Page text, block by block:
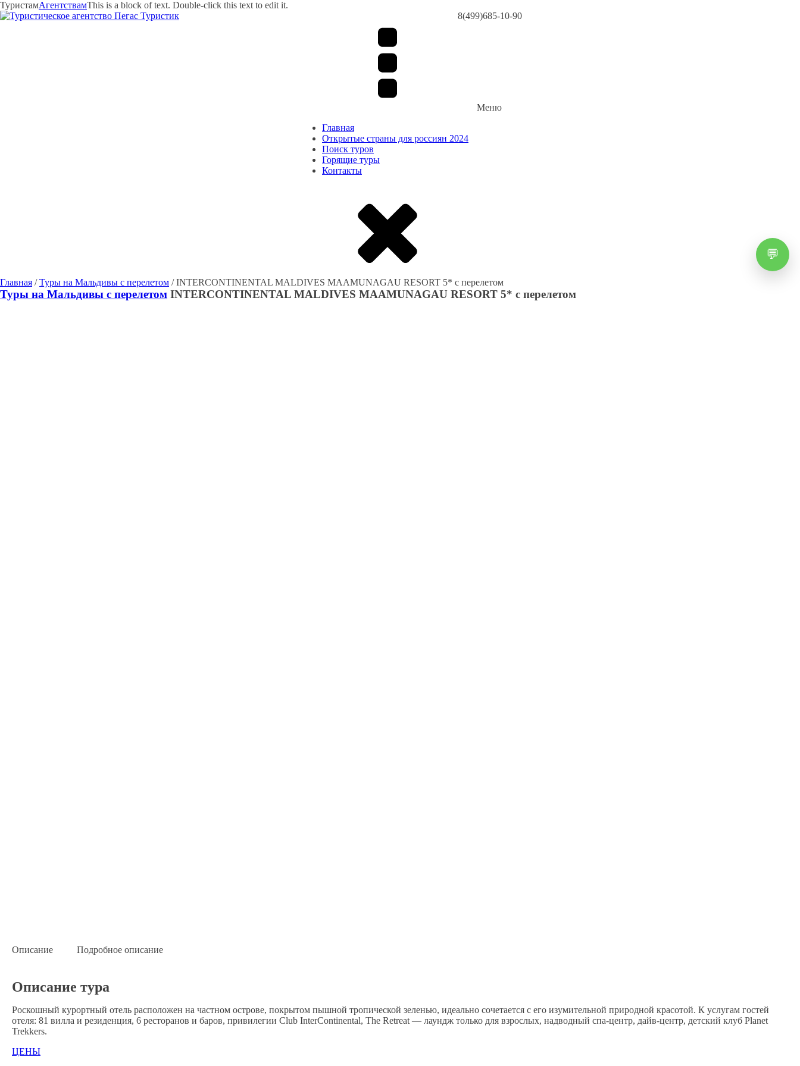
ТуристамАгентствамThis is a block of text. Double-click this text to edit it.
8(499)685-10-90
Меню
Главная
Открытые страны для россиян 2024
Поиск туров
Горящие туры
Контакты
Главная /Туры на Мальдивы с перелетом / INTERCONTINENTAL MALDIVES MAAMUNAGAU RESORT 5* с перелетом
Туры на Мальдивы с перелетом INTERCONTINENTAL MALDIVES MAAMUNAGAU RESORT 5* с перелетом
Описание Подробное описание
Описание тура
Роскошный курортный отель расположен на частном острове, покрытом пышной тропической зеленью, идеально сочетается с его изумительной природной красотой. К услугам гостей
отеля: 81 вилла и резиденция, 6 ресторанов и баров, привилегии Club InterContinental, The Retreat — лаундж только для взрослых, надводный спа-центр, дайв-центр, детский клуб Planet
Trekkers.
ЦЕНЫ